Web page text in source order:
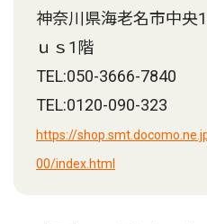
神奈川県海老名市中
ｕｓ1階
TEL:050-3666-7840
TEL:0120-090-323
https://
00/index.html